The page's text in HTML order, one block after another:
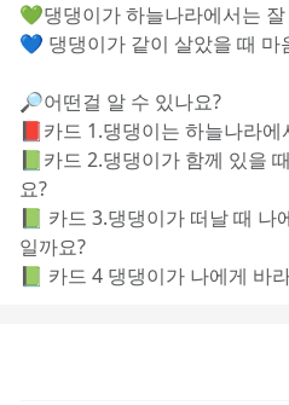
💚댕댕이가 하늘나라에서는
💙 댕댕이가 같이 살았을 때 마
🔎어떤걸 알 수 있나요?
📕카드 1.댕댕이는 하늘나라
📗카드 2.댕댕이가 함께 있을
요?
📗 카드 3.댕댕이가 떠날 때 나
일까요?
📗 카드 4 댕댕이가 나에게 바